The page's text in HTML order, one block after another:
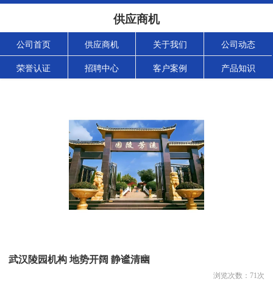
供应商机
公司首页 供应商机 关于我们 公司动态
荣誉认证 招聘中心 客户案例 产品知识
武汉陵园机构 地势开阔 静谧清幽
浏览次数： 71次